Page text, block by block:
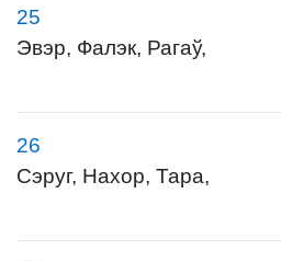
25
Эвэр, Фалэк, Рагаў,
26
Сэруг, Нахор, Тара,